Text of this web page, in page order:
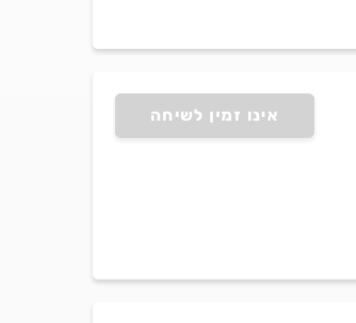
אינו זמין לשיחה